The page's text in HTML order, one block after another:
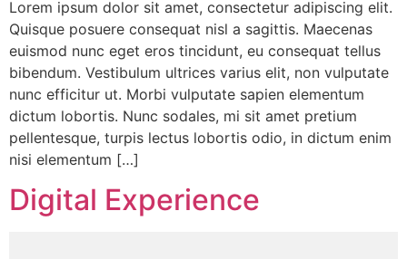
Lorem ipsum dolor sit amet, consectetur adipiscing elit.
Quisque posuere consequat nisl a sagittis. Maecenas
euismod nunc eget eros tincidunt, eu consequat tellus
bibendum. Vestibulum ultrices varius elit, non vulputate
nunc efficitur ut. Morbi vulputate sapien elementum
dictum lobortis. Nunc sodales, mi sit amet pretium
pellentesque, turpis lectus lobortis odio, in dictum enim
nisi elementum […]
Digital Experience